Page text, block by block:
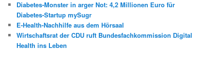
Diabetes-Monster in arger Not: 4,2 Millionen Euro für
Diabetes-Startup mySugr
E-Health-Nachhilfe aus dem Hörsaal
Wirtschaftsrat der CDU ruft Bundesfachkommission Digital
Health ins Leben